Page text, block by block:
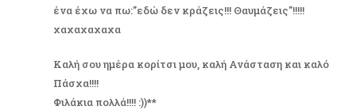
ένα έχω να πω:"εδώ δεν κράζεις!!! Θαυμάζεις"!!!!!
χαχαχαχαχα
Καλή σου ημέρα κορίτσι μου, καλή Ανάσταση και καλό
Πάσχα!!!!
Φιλάκια πολλά!!!! :))**